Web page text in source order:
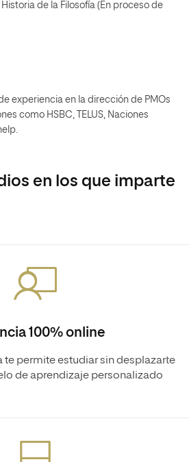
Historia de la Filosofía (En proceso de
experiencia en la dirección de PMOs
como HSBC, TELUS, Naciones
en los que imparte
100% online
permite estudiar sin desplazarte
de aprendizaje personalizado